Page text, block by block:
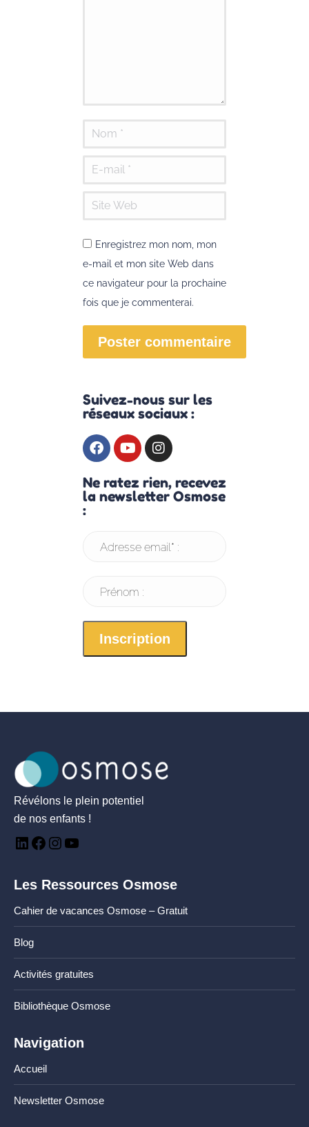
Nom *
E-mail *
Site Web
Enregistrez mon nom, mon
e-mail et mon site Web dans
ce navigateur pour la prochaine
fois que je commenterai.
Poster commentaire
Suivez-nous sur les
réseaux sociaux :
Ne ratez rien, recevez
la newsletter Osmose
:
Adresse email* :
Prénom :
Révélons le plein potentiel
de nos enfants !
Les Ressources Osmose
Cahier de vacances Osmose – Gratuit
Blog
Activités gratuites
Bibliothèque Osmose
Navigation
Accueil
Newsletter Osmose